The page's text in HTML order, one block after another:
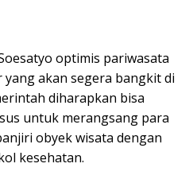
optimis pariwasata
akan segera bangkit di
diharapkan bisa
untuk merangsang para
obyek wisata dengan
kesehatan.